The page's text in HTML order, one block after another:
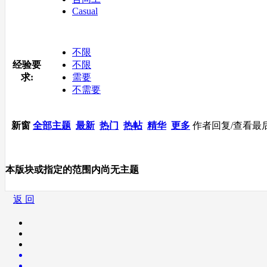
Casual
经验要
求:
不限
不限
需要
不需要
新窗 全部主题 最新 热门 热帖 精华 更多 作者回复/查看最
本版块或指定的范围内尚无主题
返 回